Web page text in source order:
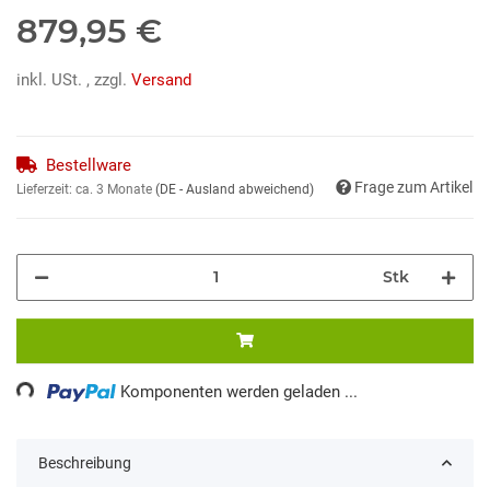
879,95 €
inkl. USt. , zzgl. Versand
Bestellware
Lieferzeit: ca. 3 Monate (DE - Ausland abweichend) Frage zum Artikel
Stk
Loading... Komponenten werden geladen ...
Beschreibung